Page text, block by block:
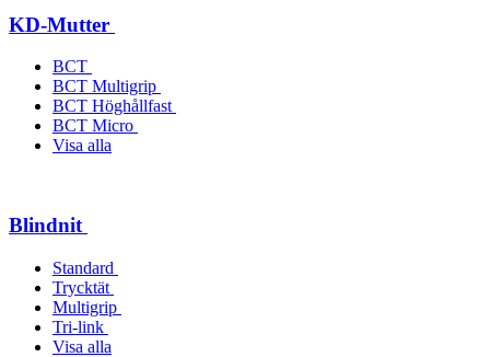
KD-Mutter
BCT
BCT Multigrip
BCT Höghållfast
BCT Micro
Visa alla
Blindnit
Standard
Trycktät
Multigrip
Tri-link
Visa alla